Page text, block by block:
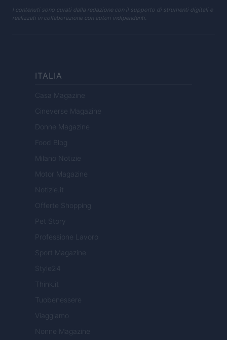
I contenuti sono curati dalla redazione con il supporto di strumenti digitali e
realizzati in collaborazione con autori indipendenti.
ITALIA
Casa Magazine
Cineverse Magazine
Donne Magazine
Food Blog
Milano Notizie
Motor Magazine
Notizie.it
Offerte Shopping
Pet Story
Professione Lavoro
Sport Magazine
Style24
Think.it
Tuobenessere
Viaggiamo
Nonne Magazine